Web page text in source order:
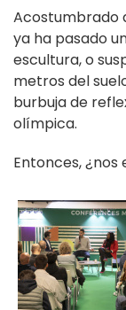
Acostumbrado
ya ha pasado
escultura, o
metros del
burbuja de
olímpica.
Entonces,